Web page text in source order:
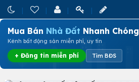
Mua Bán Nhà Đất Nhanh Chóng
Kênh bất động sản miễn phí, uy tín
+ Đăng tin miễn phí Tìm BĐS